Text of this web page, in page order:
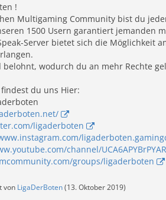
!
Multigaming Community bist du
1500 Usern garantiert jemanden
Server bietet sich die Möglichkeit
wodurch du an mehr Rechte
du uns Hier:
ligaderboten
channel/
groups/ligaderboten
von LigaDerBoten(13. Oktober 2019)